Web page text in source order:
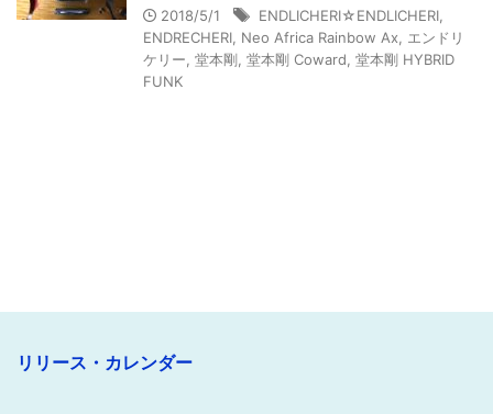
2018/5/1 ENDLICHERI☆ENDLICHERI
ENDRECHERI Neo Africa Rainbow Ax
エンドリ
ケリー 堂本剛 堂本剛 Coward 堂本剛 HYBRID
FUNK
リリース・カレンダー